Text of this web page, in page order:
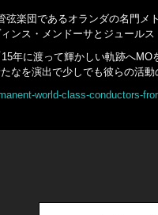
楽団であるオランダの名門
ンス・メンドーサとジュール
年に渡って輝かしい軌跡へ
なを演出で少しでも彼らの活
world-class-conductors-